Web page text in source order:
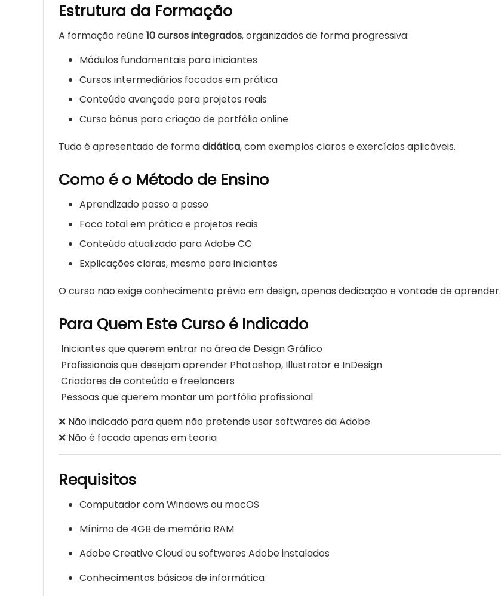
Estrutura da Formação
A formação reúne10 cursos integrados, organizados de forma progressiva:
Módulos fundamentais para iniciantes
Cursos intermediários focados em prática
Conteúdo avançado para projetos reais
Curso bônus para criação de portfólio online
Tudo é apresentado de formadidática, com exemplos claros e exercícios aplicáveis.
Como é o Método de Ensino
Aprendizado passo a passo
Foco total em prática e projetos reais
Conteúdo atualizado para Adobe CC
Explicações claras, mesmo para iniciantes
O curso não exige conhecimento prévio em design, apenas dedicação e vontade de aprender.
Para Quem Este Curso é Indicado
Iniciantes que querem entrar na área de Design Gráfico
Profissionais que desejam aprender Photoshop, Illustrator e InDesign
Criadores de conteúdo e freelancers
Pessoas que querem montar um portfólio profissional
❌ Não indicado para quem não pretende usar softwares da Adobe
❌ Não é focado apenas em teoria
Requisitos
Computador com Windows ou macOS
Mínimo de 4GB de memória RAM
Adobe Creative Cloud ou softwares Adobe instalados
Conhecimentos básicos de informática